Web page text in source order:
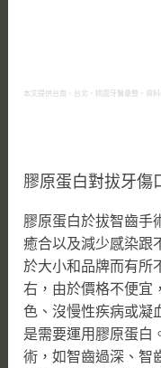
本文提供台南、台北、桃園牙醫彙整，資
膠原蛋白對拔牙傷
膠原蛋白於拔智齒手
癒合以及減少感染跟
於大小和品牌而有所
右，由於價格不便宜
色、沒慢性疾病或凝
是需要運用膠原蛋白
術，如智齒過深、智